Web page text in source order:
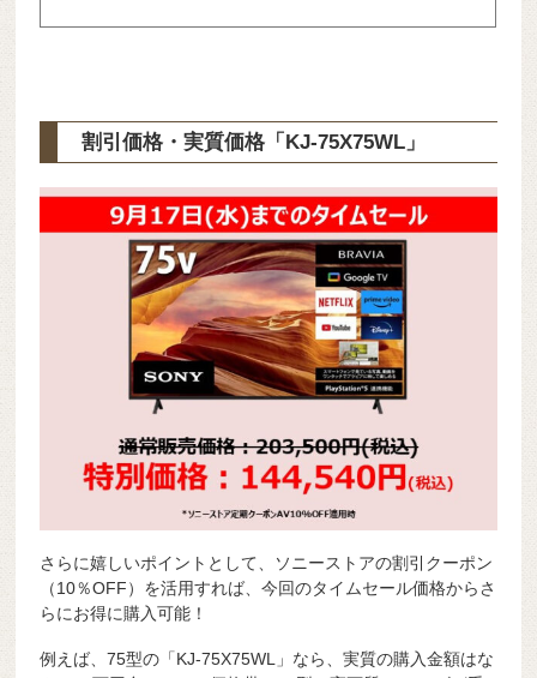
割引価格・実質価格「KJ-75X75WL」
さらに嬉しいポイントとして、ソニーストアの割引クーポン
（10％OFF）を活用すれば、今回のタイムセール価格からさ
らにお得に購入可能！
例えば、75型の「KJ-75X75WL」なら、実質の購入金額はな